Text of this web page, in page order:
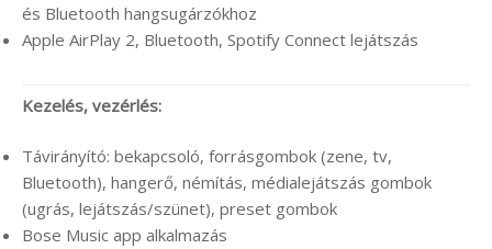
és Bluetooth hangsugárzókhoz
Apple AirPlay 2, Bluetooth, Spotify Connect lejátszás
Kezelés, vezérlés:
Távirányító: bekapcsoló, forrásgombok (zene, tv,
Bluetooth), hangerő, némítás, médialejátszás gombok
(ugrás, lejátszás/szünet), preset gombok
Bose Music app alkalmazás